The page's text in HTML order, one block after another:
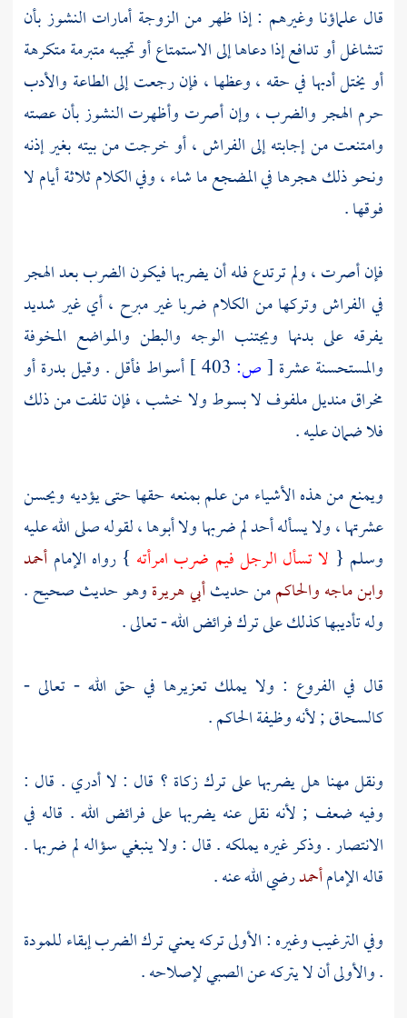
قال علماؤنا وغيرهم : إذا ظهر من الزوجة أمارات النشوز بأن
تتشاغل أو تدافع إذا دعاها إلى الاستمتاع أو تجيبه متبرمة متكرهة
أو يختل أدبها في حقه ، وعظها ، فإن رجعت إلى الطاعة والأدب
حرم الهجر والضرب ، وإن أصرت وأظهرت النشوز بأن عصته
وامتنعت من إجابته إلى الفراش ، أو خرجت من بيته بغير إذنه
ونحو ذلك هجرها في المضجع ما شاء ، وفي الكلام ثلاثة أيام لا
فوقها .
فإن أصرت ، ولم ترتدع فله أن يضربها فيكون الضرب بعد الهجر
في الفراش وتركها من الكلام ضربا غير مبرح ، أي غير شديد
يفرقه على بدنها ويجتنب الوجه والبطن والمواضع المخوفة
والمستحسنة عشرة [ص:
أسواط فأقل . وقيل بدرة أو
مخراق منديل ملفوف لا بسوط ولا خشب ، فإن تلفت من ذلك
فلا ضمان عليه .
ويمنع من هذه الأشياء من علم بمنعه حقها حتى يؤديه ويحسن
عشرتها ، ولا يسأله أحد لم ضربها ولا أبوها ، لقوله صلى الله عليه
وسلم { لا تسأل الرجل فيم ضرب امرأته } رواه الإمام أحمد
وابن ماجهوالحاكممن حديثأبي هريرةوهو حديث صحيح .
وله تأديبها كذلك على ترك فرائض الله - تعالى .
قال في الفروع : ولا يملك تعزيرها في حق الله - تعالى -
كالسحاق ; لأنه وظيفة الحاكم .
ونقلمهنا هل يضربها على ترك زكاة ؟ قال : لا أدري . قال :
وفيه ضعف ; لأنه نقل عنه يضربها على فرائض الله . قاله في
الانتصار . وذكر غيره يملكه . قال : ولا ينبغي سؤاله لم ضربها .
قاله الإمامأحمدرضي الله عنه .
وفي الترغيب وغيره : الأولى تركه يعني ترك الضرب إبقاء للمودة
. والأولى أن لا يتركه عن الصبي لإصلاحه .